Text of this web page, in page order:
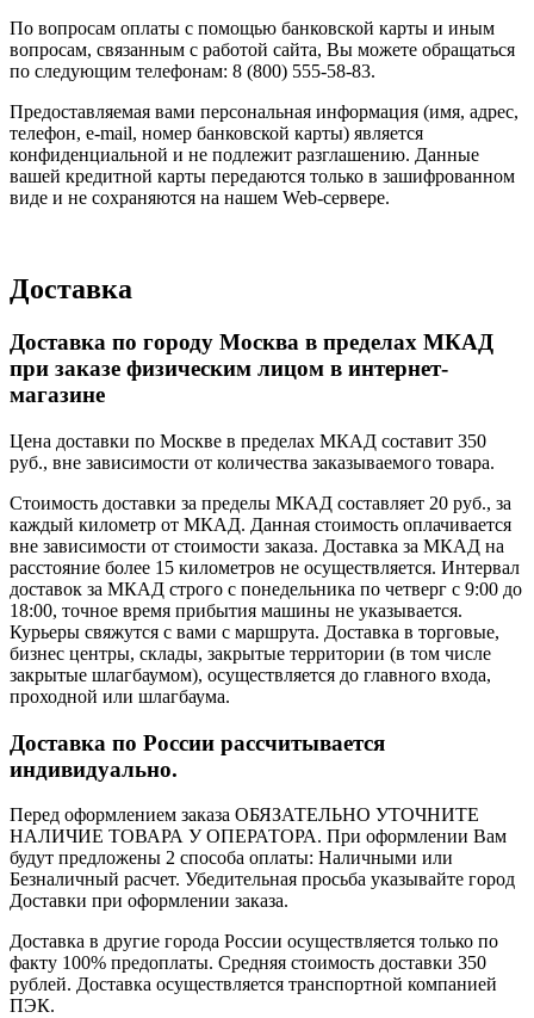
По вопросам оплаты с помощью банковской карты и иным
вопросам, связанным с работой сайта, Вы можете обращаться
по следующим телефонам: 8 (800) 555-58-83.
Предоставляемая вами персональная информация (имя, адрес,
телефон, e-mail, номер банковской карты) является
конфиденциальной и не подлежит разглашению. Данные
вашей кредитной карты передаются только в зашифрованном
виде и не сохраняются на нашем Web-сервере.
Доставка
Доставка по городу Москва в пределах МКАД
при заказе физическим лицом в интернет-
магазине
Цена доставки по Москве в пределах МКАД составит 350
руб., вне зависимости от количества заказываемого товара.
Стоимость доставки за пределы МКАД составляет 20 руб., за
каждый километр от МКАД. Данная стоимость оплачивается
вне зависимости от стоимости заказа. Доставка за МКАД на
расстояние более 15 километров не осуществляется. Интервал
доставок за МКАД строго с понедельника по четверг с 9:00 до
18:00, точное время прибытия машины не указывается.
Курьеры свяжутся с вами с маршрута. Доставка в торговые,
бизнес центры, склады, закрытые территории (в том числе
закрытые шлагбаумом), осуществляется до главного входа,
проходной или шлагбаума.
Доставка по России рассчитывается
индивидуально.
Перед оформлением заказа ОБЯЗАТЕЛЬНО УТОЧНИТЕ
НАЛИЧИЕ ТОВАРА У ОПЕРАТОРА. При оформлении Вам
будут предложены 2 способа оплаты: Наличными или
Безналичный расчет. Убедительная просьба указывайте город
Доставки при оформлении заказа.
Доставка в другие города России осуществляется только по
факту 100% предоплаты. Средняя стоимость доставки 350
рублей. Доставка осуществляется транспортной компанией
ПЭК.